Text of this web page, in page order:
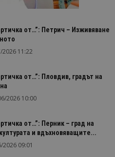
от…”: Петрич – Изживяване
2026 11:22
от…”: Пловдив, градът на
2026 10:00
от…”: Перник – град на
и вдъхновяващите...
2026 09:01
Доставчик/
StatCounter
.statcounter.com
1 година
1 месец
Тази
се
Доставчик /
Домейн
Ltd
.bgtourism.bg
1 месец
за
съхраняване
на броя
Декларацията за